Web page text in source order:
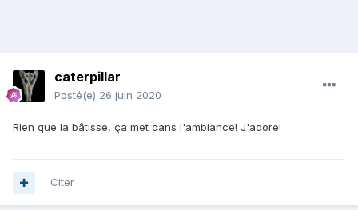
caterpillar
Posté(e) 26 juin 2020
Rien que la bâtisse, ça met dans l'ambiance! J'adore!
Citer